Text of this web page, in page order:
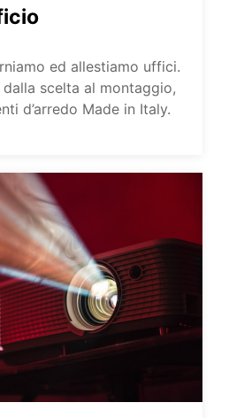
ed allestiamo uffici.
scelta al montaggio,
d’arredo Made in Italy.